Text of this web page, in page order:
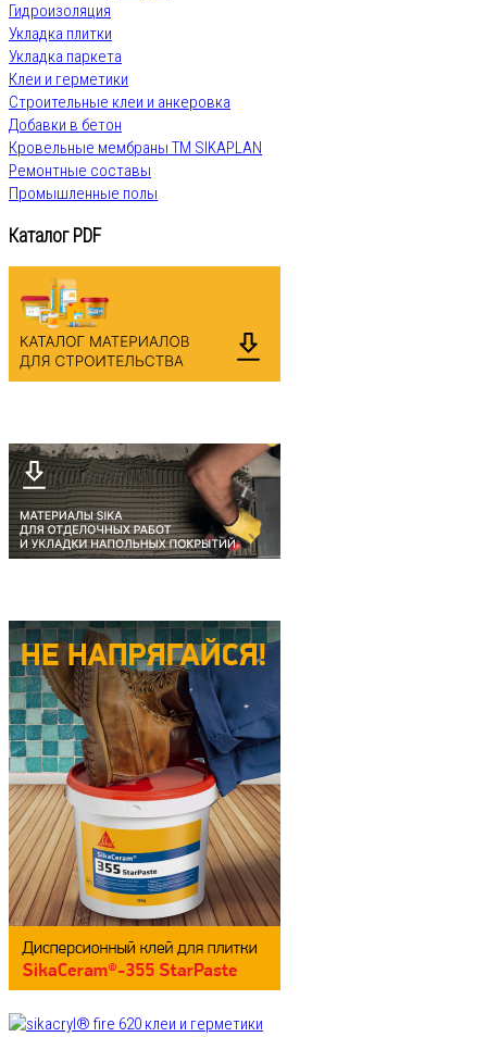
Гидроизоляция
Укладка плитки
Укладка паркета
Клеи и герметики
Строительные клеи и анкеровка
Добавки в бетон
Кровельные мембраны ТМ SIKAPLAN
Ремонтные составы
Промышленные полы
Каталог PDF